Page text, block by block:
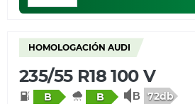
HOMOLOGACIÓN AUDI
235/55 R18 100 V
B B 72db